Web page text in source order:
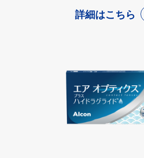
詳細はこちら